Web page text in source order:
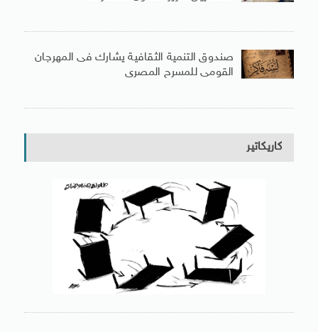
صندوق التنمية الثقافية يشارك فى المهرجان
القومى للمسرح المصرى
كاريكاتير